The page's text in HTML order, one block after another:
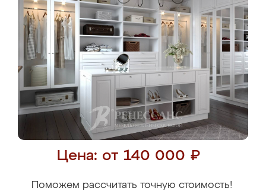
Цена: от 140 000 ₽
Поможем рассчитать точную стоимость!